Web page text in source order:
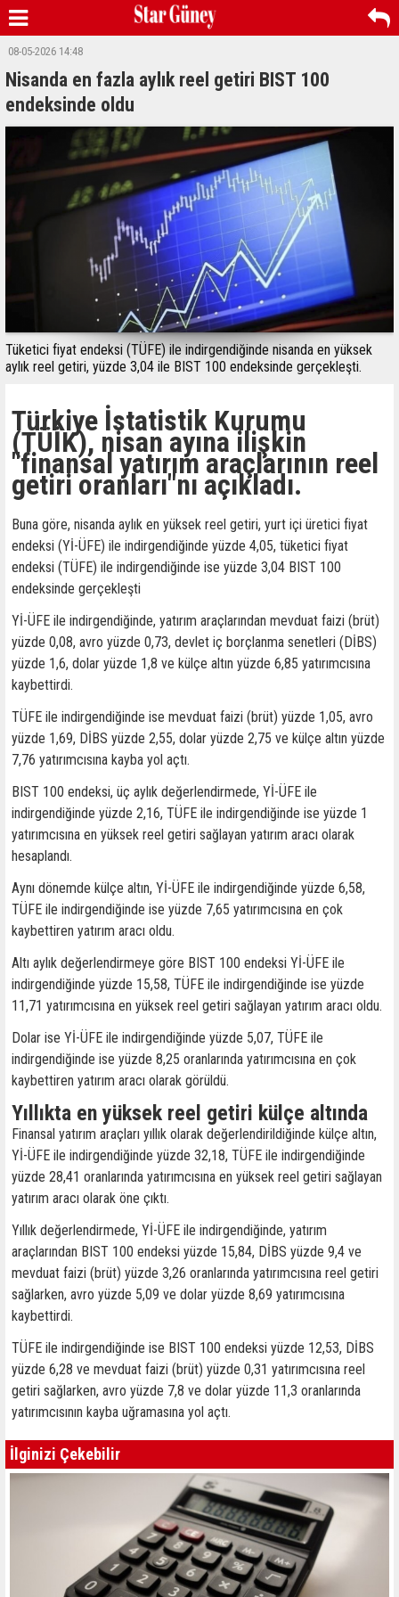
08-05-2026 14:48
Nisanda en fazla aylık reel getiri BIST 100
endeksinde oldu
Tüketici fiyat endeksi (TÜFE) ile indirgendiğinde nisanda en yüksek
aylık reel getiri, yüzde 3,04 ile BIST 100 endeksinde gerçekleşti.
Türkiye İstatistik Kurumu
(TÜİK), nisan ayına ilişkin
"finansal yatırım araçlarının reel
getiri oranları"nı açıkladı.
Buna göre, nisanda aylık en yüksek reel getiri, yurt içi üretici fiyat
endeksi (Yİ-ÜFE) ile indirgendiğinde yüzde 4,05, tüketici fiyat
endeksi (TÜFE) ile indirgendiğinde ise yüzde 3,04 BIST 100
endeksinde gerçekleşti
Yİ-ÜFE ile indirgendiğinde, yatırım araçlarından mevduat faizi (brüt)
yüzde 0,08, avro yüzde 0,73, devlet iç borçlanma senetleri (DİBS)
yüzde 1,6, dolar yüzde 1,8 ve külçe altın yüzde 6,85 yatırımcısına
kaybettirdi.
TÜFE ile indirgendiğinde ise mevduat faizi (brüt) yüzde 1,05, avro
yüzde 1,69, DİBS yüzde 2,55, dolar yüzde 2,75 ve külçe altın yüzde
7,76 yatırımcısına kayba yol açtı.
BIST 100 endeksi, üç aylık değerlendirmede, Yİ-ÜFE ile
indirgendiğinde yüzde 2,16, TÜFE ile indirgendiğinde ise yüzde 1
yatırımcısına en yüksek reel getiri sağlayan yatırım aracı olarak
hesaplandı.
Aynı dönemde külçe altın, Yİ-ÜFE ile indirgendiğinde yüzde 6,58,
TÜFE ile indirgendiğinde ise yüzde 7,65 yatırımcısına en çok
kaybettiren yatırım aracı oldu.
Altı aylık değerlendirmeye göre BIST 100 endeksi Yİ-ÜFE ile
indirgendiğinde yüzde 15,58, TÜFE ile indirgendiğinde ise yüzde
11,71 yatırımcısına en yüksek reel getiri sağlayan yatırım aracı oldu.
Dolar ise Yİ-ÜFE ile indirgendiğinde yüzde 5,07, TÜFE ile
indirgendiğinde ise yüzde 8,25 oranlarında yatırımcısına en çok
kaybettiren yatırım aracı olarak görüldü.
Yıllıkta en yüksek reel getiri külçe altında
Finansal yatırım araçları yıllık olarak değerlendirildiğinde külçe altın,
Yİ-ÜFE ile indirgendiğinde yüzde 32,18, TÜFE ile indirgendiğinde
yüzde 28,41 oranlarında yatırımcısına en yüksek reel getiri sağlayan
yatırım aracı olarak öne çıktı.
Yıllık değerlendirmede, Yİ-ÜFE ile indirgendiğinde, yatırım
araçlarından BIST 100 endeksi yüzde 15,84, DİBS yüzde 9,4 ve
mevduat faizi (brüt) yüzde 3,26 oranlarında yatırımcısına reel getiri
sağlarken, avro yüzde 5,09 ve dolar yüzde 8,69 yatırımcısına
kaybettirdi.
TÜFE ile indirgendiğinde ise BIST 100 endeksi yüzde 12,53, DİBS
yüzde 6,28 ve mevduat faizi (brüt) yüzde 0,31 yatırımcısına reel
getiri sağlarken, avro yüzde 7,8 ve dolar yüzde 11,3 oranlarında
yatırımcısının kayba uğramasına yol açtı.
İlginizi Çekebilir